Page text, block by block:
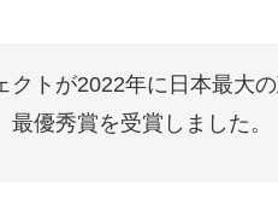
トが2022年に日本最大
優秀賞を受賞しました。